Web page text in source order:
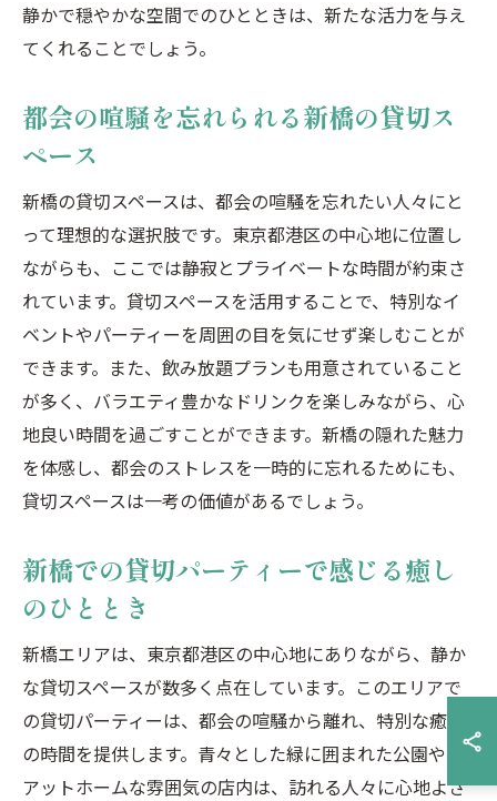
静かで穏やかな空間でのひとときは、新たな活力を与え
てくれることでしょう。
都会の喧騒を忘れられる新橋の貸切ス
ペース
新橋の貸切スペースは、都会の喧騒を忘れたい人々にと
って理想的な選択肢です。東京都港区の中心地に位置し
ながらも、ここでは静寂とプライベートな時間が約束さ
れています。貸切スペースを活用することで、特別なイ
ベントやパーティーを周囲の目を気にせず楽しむことが
できます。また、飲み放題プランも用意されていること
が多く、バラエティ豊かなドリンクを楽しみながら、心
地良い時間を過ごすことができます。新橋の隠れた魅力
を体感し、都会のストレスを一時的に忘れるためにも、
貸切スペースは一考の価値があるでしょう。
新橋での貸切パーティーで感じる癒し
のひととき
新橋エリアは、東京都港区の中心地にありながら、静か
な貸切スペースが数多く点在しています。このエリアで
の貸切パーティーは、都会の喧騒から離れ、特別な癒し
の時間を提供します。青々とした緑に囲まれた公園や、
アットホームな雰囲気の店内は、訪れる人々に心地よさ